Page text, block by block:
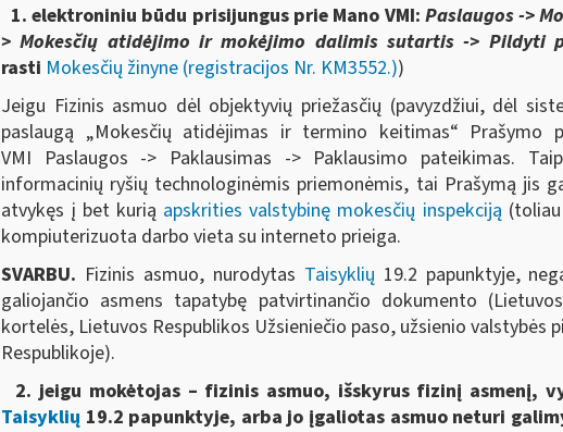
1. elektroniniu būdu prisijungus prie Mano VMI: Paslaugos ->
> Mokesčių atidėjimo ir mokėjimo dalimis sutartis -> Pildyti
rasti Mokesčių žinyne (registracijos Nr. KM3552.))
Jeigu Fizinis asmuo dėl objektyvių priežasčių (pavyzdžiui, dėl
paslaugą „Mokesčių atidėjimas ir termino keitimas“
VMI Paslaugos -> Paklausimas -> Paklausimo pateikimas.
informacinių ryšių technologinėmis priemonėmis, tai Prašymą jis
atvykęs į bet kurią apskrities valstybinę mokesčių inspekciją
kompiuterizuota darbo vieta su interneto prieiga.
SVARBU. Fizinis asmuo, nurodytas Taisyklių 19.2 papunktyje,
galiojančio asmens tapatybę patvirtinančio dokumento
kortelės, Lietuvos Respublikos Užsieniečio paso, užsienio valstybės
Respublikoje).
2. jeigu mokėtojas – fizinis asmuo, išskyrus fizinį asmenį,
Taisyklių 19.2 papunktyje, arba jo įgaliotas asmuo neturi